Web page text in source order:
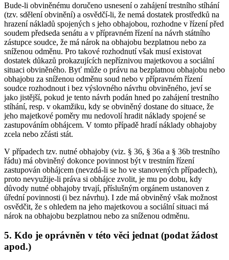
Bude-li obviněnému doručeno usnesení o zahájení trestního stíhání
(tzv. sdělení obvinění) a osvědčí-li, že nemá dostatek prostředků na
hrazení nákladů spojených s jeho obhajobou, rozhodne v řízení před
soudem předseda senátu a v přípravném řízení na návrh státního
zástupce soudce, že má nárok na obhajobu bezplatnou nebo za
sníženou odměnu. Pro takové rozhodnutí však musí existovat
dostatek důkazů prokazujících nepříznivou majetkovou a sociální
situaci obviněného. Byť může o právu na bezplatnou obhajobu nebo
obhajobu za sníženou odměnu soud nebo v přípravném řízení
soudce rozhodnout i bez výslovného návrhu obviněného, jeví se
jako jistější, pokud je tento návrh podán hned po zahájení trestního
stíhání, resp. v okamžiku, kdy se obviněný dostane do situace, že
jeho majetkové poměry mu nedovolí hradit náklady spojené se
zastupováním obhájcem. V tomto případě hradí náklady obhajoby
zcela nebo zčásti stát.
V případech tzv. nutné obhajoby (viz. § 36, § 36a a § 36b trestního
řádu) má obviněný dokonce povinnost být v trestním řízení
zastupován obhájcem (nevzdá-li se ho ve stanovených případech),
proto nevyužije-li práva si obhájce zvolit, je mu po dobu, kdy
důvody nutné obhajoby trvají, příslušným orgánem ustanoven z
úřední povinnosti (i bez návrhu). I zde má obviněný však možnost
osvědčit, že s ohledem na jeho majetkovou a sociální situaci má
nárok na obhajobu bezplatnou nebo za sníženou odměnu.
5. Kdo je oprávněn v této věci jednat (podat žádost
apod.)